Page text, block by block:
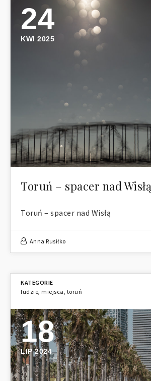
24
KWI 2025
Toruń – spacer nad Wisłą
Toruń – spacer nad Wisłą
Anna Rusiłko
ludzie miejsca toruń
18
LIP 2024